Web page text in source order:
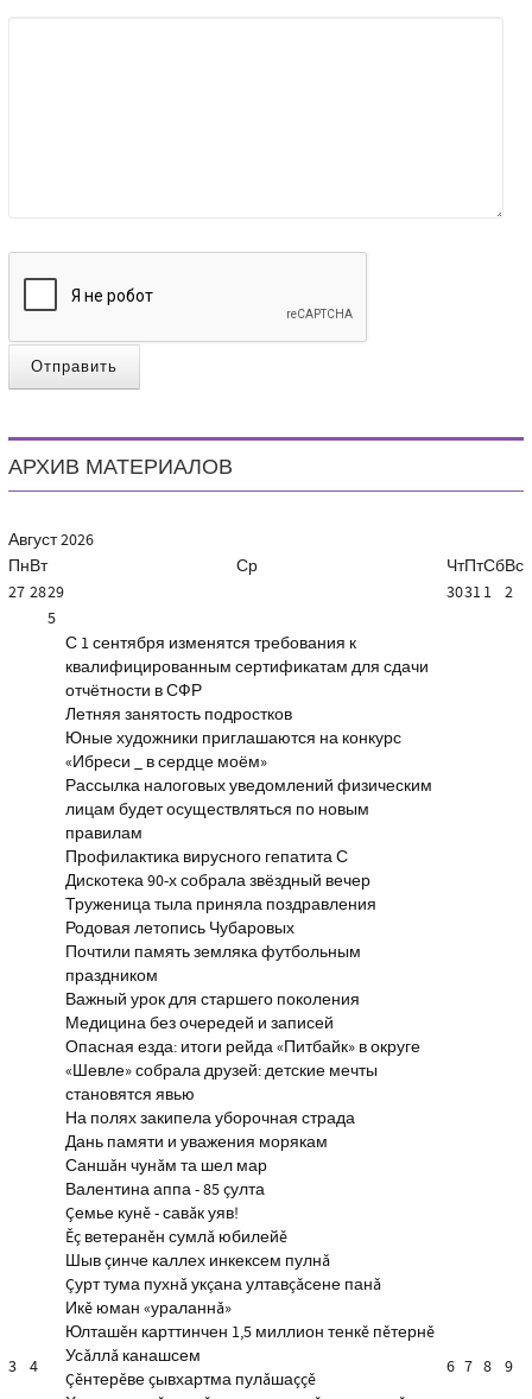
Отправить
АРХИВ МАТЕРИАЛОВ
Август2026
ПнВт Ср ЧтПтСбВс
27 2829 30311 2
3 4
5
С 1 сентября изменятся требования к
квалифицированным сертификатам для сдачи
отчётности в СФР
Летняя занятость подростков
Юные художники приглашаются на конкурс
«Ибреси _ в сердце моём»
Рассылка налоговых уведомлений физическим
лицам будет осуществляться по новым
правилам
Профилактика вирусного гепатита С
Дискотека 90-х собрала звёздный вечер
Труженица тыла приняла поздравления
Родовая летопись Чубаровых
Почтили память земляка футбольным
праздником
Важный урок для старшего поколения
Медицина без очередей и записей
Опасная езда: итоги рейда «Питбайк» в округе
«Шевле» собрала друзей: детские мечты
становятся явью
На полях закипела уборочная страда
Дань памяти и уважения морякам
Саншăн чунăм та шел мар
Валентина аппа - 85 çулта
Çемье кунĕ - савăк уяв!
Ĕç ветеранĕн сумлă юбилейĕ
Шыв çинче каллех инкексем пулнă
Çурт тума пухнă укçана ултавçăсене панă
Икĕ юман «ураланнă»
Юлташĕн карттинчен 1,5 миллион тенкĕ пĕтернĕ
Усăллă канашсем
Çĕнтерĕве çывхартма пулăшаççĕ
6 7 8 9